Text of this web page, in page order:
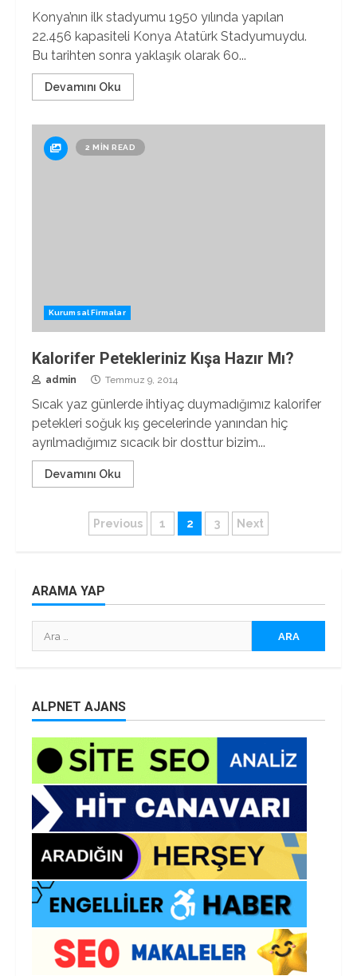
Konya’nın ilk stadyumu 1950 yılında yapılan
22.456 kapasiteli Konya Atatürk Stadyumuydu.
Bu tarihten sonra yaklaşık olarak 60...
Devamını Oku
2 MIN READ
Kurumsal Firmalar
Kalorifer Petekleriniz Kışa Hazır Mı?
admin Temmuz 9, 2014
Sıcak yaz günlerde ihtiyaç duymadığımız kalorifer
petekleri soğuk kış gecelerinde yanından hiç
ayrılmadığımız sıcacık bir dosttur bizim...
Devamını Oku
Yazı
Previous 1 2 3 Next
ARAMA YAP
Arama:
ALPNET AJANS